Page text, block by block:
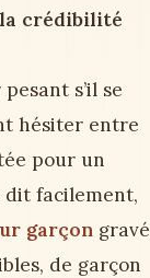
crédibilité
s’il se
hésiter entre
pour un
dit facilement,
garçon gravé
de garçon